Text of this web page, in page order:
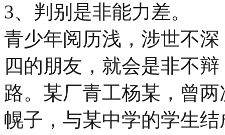
3、判别是非能力差。
青少年阅历浅，涉世不
四的朋友，就会是非不
路。某厂青工杨某，曾
幌子，与某中学的学生